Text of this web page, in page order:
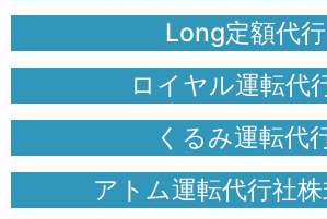
Long定額代行
ロイヤル運転代
くるみ運転代
アトム運転代行社